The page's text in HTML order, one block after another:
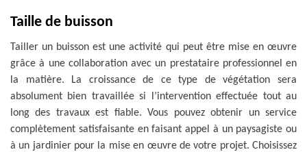
Taille de buisson
Tailler un buisson est une activité qui peut être mise en œuvre
grâce à une collaboration avec un prestataire professionnel en
la matière. La croissance de ce type de végétation sera
absolument bien travaillée si l’intervention effectuée tout au
long des travaux est fiable. Vous pouvez obtenir un service
complètement satisfaisante en faisant appel à un paysagiste ou
à un jardinier pour la mise en œuvre de votre projet. Choisissez